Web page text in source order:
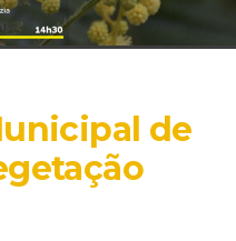
de